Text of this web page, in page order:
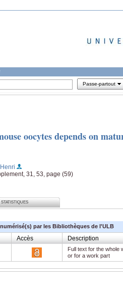
Passe-partout
oocytes depends on
31, 53, page (59)
STATISTIQUES
par les Bibliothèques de l'ULB
Accès Description
Full text for the whole
or for a work part